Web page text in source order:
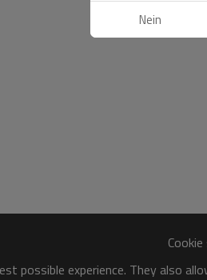
possible experience. They also
Nein